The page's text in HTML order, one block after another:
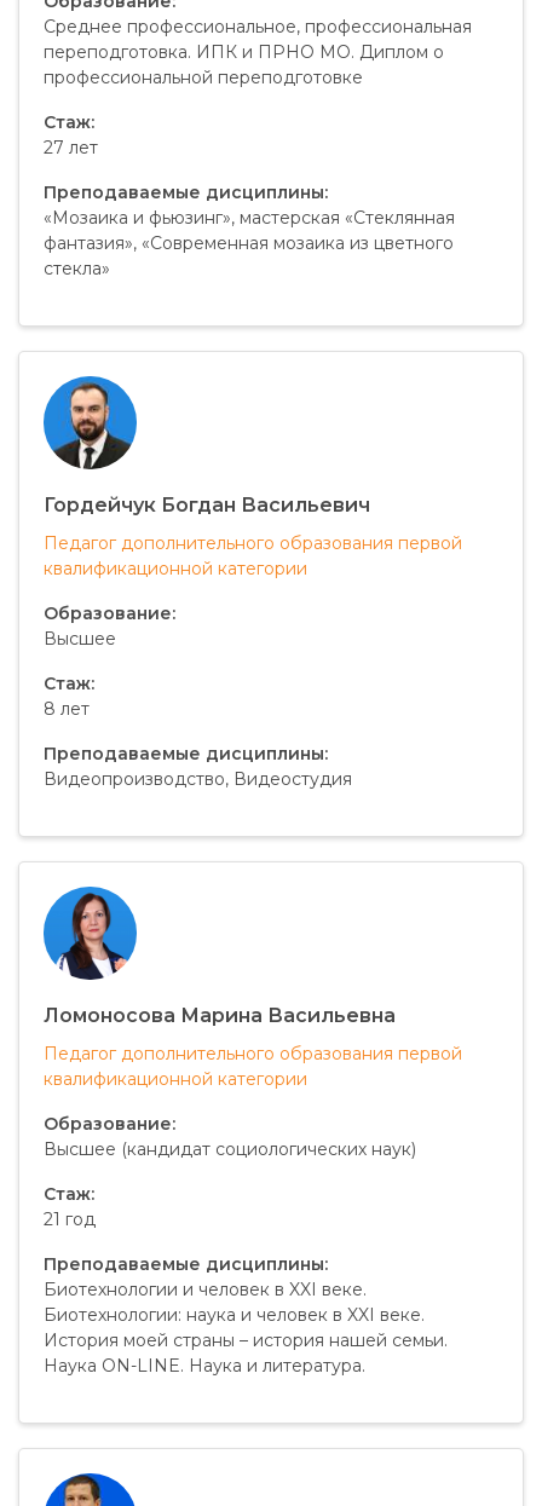
Среднее профессиональное, профессиональная
переподготовка. ИПК и ПРНО МО. Диплом о
профессиональной переподготовке
Стаж:
27 лет
Преподаваемые дисциплины:
«Мозаика и фьюзинг», мастерская «Стеклянная
фантазия», «Современная мозаика из цветного
стекла»
Гордейчук Богдан Васильевич
Педагог дополнительного образования первой
квалификационной категории
Образование:
Высшее
Стаж:
8 лет
Преподаваемые дисциплины:
Видеопроизводство, Видеостудия
Ломоносова Марина Васильевна
Педагог дополнительного образования первой
квалификационной категории
Образование:
Высшее (кандидат социологических наук)
Стаж:
21 год
Преподаваемые дисциплины:
Биотехнологии и человек в XXI веке.
Биотехнологии: наука и человек в XXI веке.
История моей страны – история нашей семьи.
Наука ON-LINE. Наука и литература.